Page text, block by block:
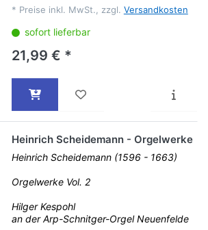
* Preise inkl. MwSt., zzgl. Versandkosten
sofort lieferbar
21,99 € *
Heinrich Scheidemann - Orgelwerke
Heinrich Scheidemann (1596 - 1663)
Orgelwerke Vol. 2
Hilger Kespohl
an der Arp-Schnitger-Orgel Neuenfelde